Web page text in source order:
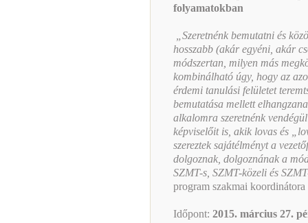
folyamatokban
„Szeretnénk bemutatni és
hosszabb (akár egyéni, akár
módszertan, milyen más
kombinálható úgy, hogy az
érdemi tanulási felületet
bemutatása mellett
alkalomra szeretnénk
képviselőit is, akik lovas és
szereztek sajátélményt a
dolgoznak, dolgoznának a
SZMT-s, SZMT-közeli és
program szakmai koordinátora
Időpont: 2015. március 27.